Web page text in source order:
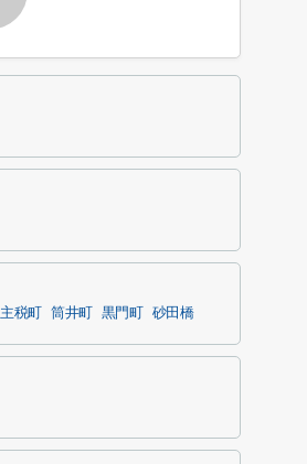
主税町 筒井町 黒門町 砂田橋